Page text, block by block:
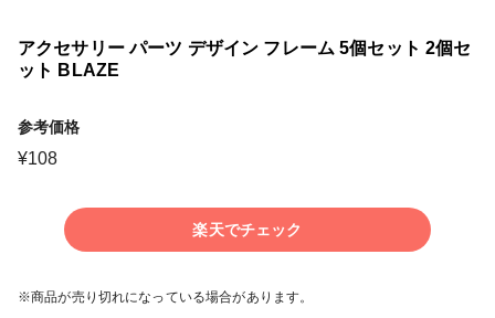
アクセサリー パーツ デザイン フレーム 5個セット 2個セ
ット BLAZE
参考価格
¥108
楽天でチェック
※商品が売り切れになっている場合があります。